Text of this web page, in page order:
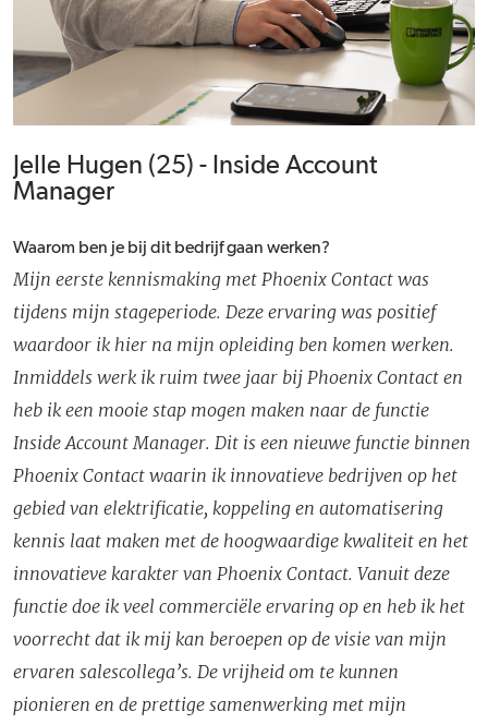
Jelle Hugen (25) - Inside Account
Manager
Waarom ben je bij dit bedrijf gaan werken?
Mijn eerste kennismaking met Phoenix Contact was
tijdens mijn stageperiode. Deze ervaring was positief
waardoor ik hier na mijn opleiding ben komen werken.
Inmiddels werk ik ruim twee jaar bij Phoenix Contact en
heb ik een mooie stap mogen maken naar de functie
Inside Account Manager. Dit is een nieuwe functie binnen
Phoenix Contact waarin ik innovatieve bedrijven op het
gebied van elektrificatie, koppeling en automatisering
kennis laat maken met de hoogwaardige kwaliteit en het
innovatieve karakter van Phoenix Contact. Vanuit deze
functie doe ik veel commerciële ervaring op en heb ik het
voorrecht dat ik mij kan beroepen op de visie van mijn
ervaren salescollega’s. De vrijheid om te kunnen
pionieren en de prettige samenwerking met mijn